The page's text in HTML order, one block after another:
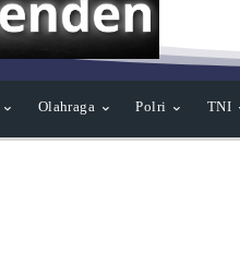
Olahraga Polri TNI